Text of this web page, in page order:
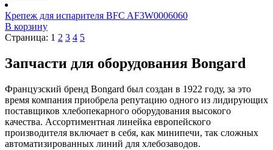
Крепеж для испарителя BFC AF3W0006060
В корзину
Страница: 1 2 3 4 5
Запчасти для оборудования Bongard
Французский бренд Bongard был создан в 1922 году, за это
время компания приобрела репутацию одного из лидирующих
поставщиков хлебопекарного оборудования высокого
качества. Ассортиментная линейка европейского
производителя включает в себя, как минипечи, так сложных
автоматизированных линий для хлебозаводов.